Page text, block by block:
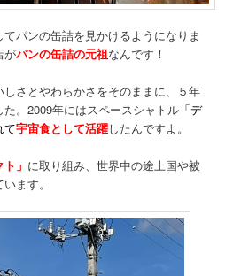
パンの缶詰を見かけるようになりま
がパンの缶詰の元祖なんです！
さとやわらかさをそのままに、５年
。2009年にはスペースシャトル 「デ
て宇宙食として活躍したんですよ。
」 に取り組み、世界中の途上国や被
ます。